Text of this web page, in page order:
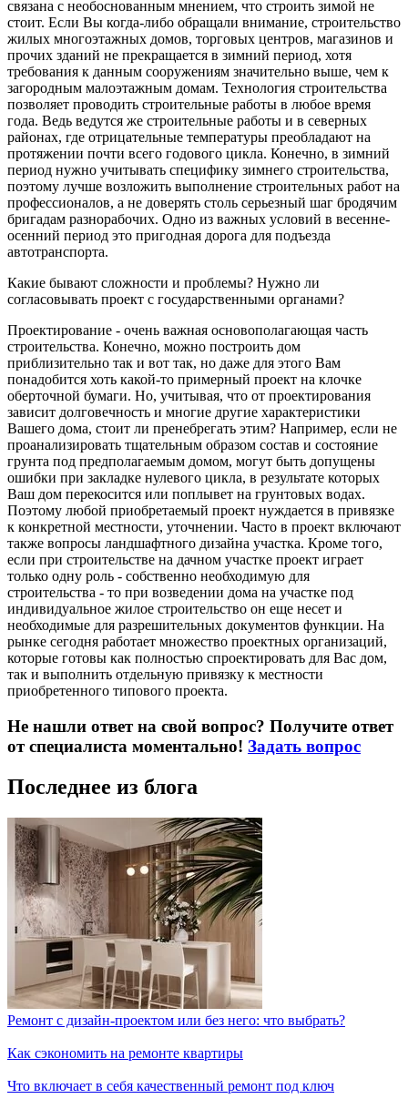
связана с необоснованным мнением, что строить зимой не
стоит. Если Вы когда-либо обращали внимание, строительство
жилых многоэтажных домов, торговых центров, магазинов и
прочих зданий не прекращается в зимний период, хотя
требования к данным сооружениям значительно выше, чем к
загородным малоэтажным домам. Технология строительства
позволяет проводить строительные работы в любое время
года. Ведь ведутся же строительные работы и в северных
районах, где отрицательные температуры преобладают на
протяжении почти всего годового цикла. Конечно, в зимний
период нужно учитывать специфику зимнего строительства,
поэтому лучше возложить выполнение строительных работ на
профессионалов, а не доверять столь серьезный шаг бродячим
бригадам разнорабочих. Одно из важных условий в весенне-
осенний период это пригодная дорога для подъезда
автотранспорта.
Какие бывают сложности и проблемы? Нужно ли
согласовывать проект с государственными органами?
Проектирование - очень важная основополагающая часть
строительства. Конечно, можно построить дом
приблизительно так и вот так, но даже для этого Вам
понадобится хоть какой-то примерный проект на клочке
оберточной бумаги. Но, учитывая, что от проектирования
зависит долговечность и многие другие характеристики
Вашего дома, стоит ли пренебрегать этим? Например, если не
проанализировать тщательным образом состав и состояние
грунта под предполагаемым домом, могут быть допущены
ошибки при закладке нулевого цикла, в результате которых
Ваш дом перекосится или поплывет на грунтовых водах.
Поэтому любой приобретаемый проект нуждается в привязке
к конкретной местности, уточнении. Часто в проект включают
также вопросы ландшафтного дизайна участка. Кроме того,
если при строительстве на дачном участке проект играет
только одну роль - собственно необходимую для
строительства - то при возведении дома на участке под
индивидуальное жилое строительство он еще несет и
необходимые для разрешительных документов функции. На
рынке сегодня работает множество проектных организаций,
которые готовы как полностью спроектировать для Вас дом,
так и выполнить отдельную привязку к местности
приобретенного типового проекта.
Не нашли ответ на свой вопрос? Получите ответ
от специалиста моментально! Задать вопрос
Последнее из блога
Ремонт с дизайн-проектом или без него: что выбрать?
Как сэкономить на ремонте квартиры
Что включает в себя качественный ремонт под ключ